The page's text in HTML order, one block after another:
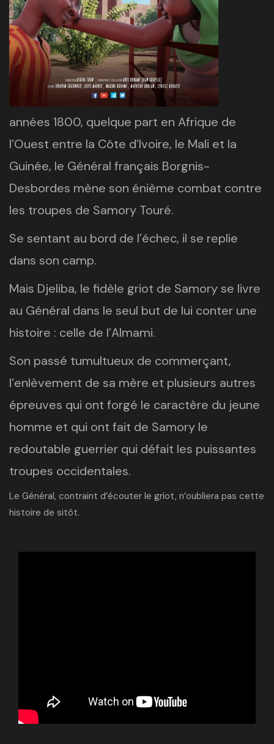
années 1800, quelque part en Afrique de
l’Ouest entre la Côte d’Ivoire, le Mali et la
Guinée, le Général français Borgnis-
Desbordes mène son énième combat contre
les troupes de Samory Touré.
Se sentant au bord de l’échec, il se replie
dans son camp.
Mais Djeliba, le fidèle griot de Samory se livre
au Général dans le seul but de lui conter une
histoire : celle de l’Almami.
Son passé tumultueux de commerçant,
l’enlèvement de sa mère et plusieurs autres
épreuves qui ont forgé le caractère du jeune
homme et qui ont fait de Samory le
redoutable guerrier qui défait les puissantes
troupes occidentales.
Le Général, contraint d’écouter le griot, n’oubliera pas cette
histoire de sitôt.